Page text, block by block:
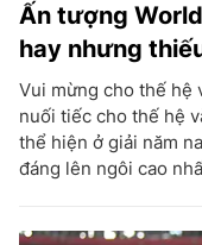
Ấn tượng
hay nhưng
Vui mừng cho thế hệ
nuối tiếc cho thế hệ
thể hiện ở giải năm
đáng lên ngôi cao